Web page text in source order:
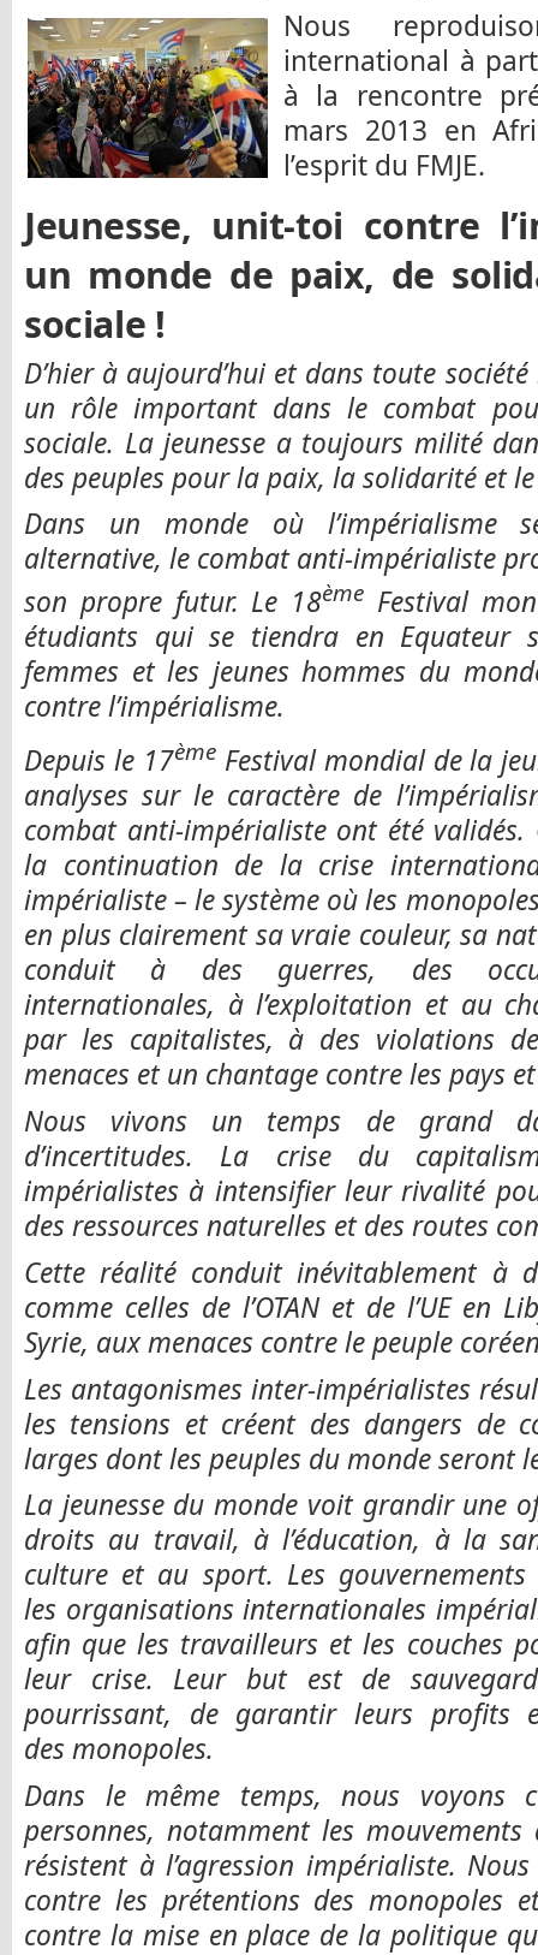
Nous
international à
à la rencontre
mars 2013 en
l’esprit du FMJE.
Jeunesse, unit-toi contre
un monde de paix, de
sociale !
D’hier à aujourd’hui et dans toute
un rôle important dans le combat
sociale. La jeunesse a toujours milité
des peuples pour la paix, la solidarité et
Dans un monde où l’impérialisme
alternative, le combat anti-impérialiste
son propre futur. Le 18ème Festival
étudiants qui se tiendra en Equateur
femmes et les jeunes hommes du
contre l’impérialisme.
Depuis le 17èmeFestival mondial de la
analyses sur le caractère de
combat anti-impérialiste ont été validés.
la continuation de la crise
impérialiste – le système où les
en plus clairement sa vraie couleur, sa
conduit à des guerres, des
internationales, à l’exploitation et au
par les capitalistes, à des violations
menaces et un chantage contre les pays
Nous vivons un temps de grand
d’incertitudes. La crise du
impérialistes à intensifier leur rivalité
des ressources naturelles et des routes
Cette réalité conduit inévitablement à
comme celles de l’OTAN et de l’UE en
Syrie, aux menaces contre le peuple
Les antagonismes inter-impérialistes
les tensions et créent des dangers de
larges dont les peuples du monde seront
La jeunesse du monde voit grandir une
droits au travail, à l’éducation, à la
culture et au sport. Les
les organisations internationales
afin que les travailleurs et les couches
leur crise. Leur but est de
pourrissant, de garantir leurs profits
des monopoles.
Dans le même temps, nous voyons
personnes, notamment les mouvements
résistent à l’agression impérialiste.
contre les prétentions des monopoles
contre la mise en place de la politique